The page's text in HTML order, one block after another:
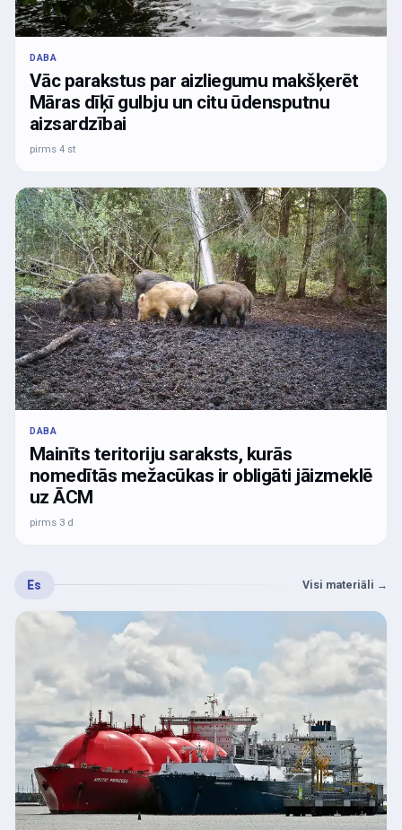
DABA
Vāc parakstus par aizliegumu makšķerēt
Māras dīķī gulbju un citu ūdensputnu
aizsardzībai
pirms 4 st
DABA
Mainīts teritoriju saraksts, kurās
nomedītās mežacūkas ir obligāti jāizmeklē
uz ĀCM
pirms 3 d
Es Visi materiāli →